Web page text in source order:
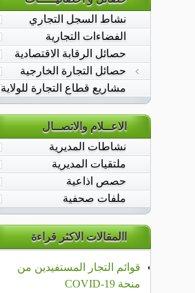
نشاط السجل التجاري
الفضاءات التجارية
حصائل الرقابة الاقتصادية
حصائل التجارة الخارجية
الحصيلة الشهرية
الاستيراد
التصدير
مشاريع قطاع التجارة للولاية
الاعــلام والاتصــال
نشاطات المديرية
ملتقيات المديرية
حصص اذاعية
ملفات صحفية
االمقالات الاكثر قراءة
قوائم التجار المستفيدين من
منحة COVID-19